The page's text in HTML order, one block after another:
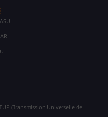
(Transmission Universelle de